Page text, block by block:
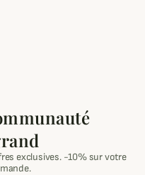
exclusives. -10% sur votre